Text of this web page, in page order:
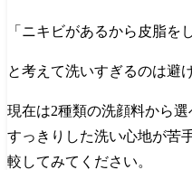
「ニキビがあるから皮脂を
と考えて洗いすぎるのは避
現在は2種類の洗顔料から
すっきりした洗い心地が苦
較してみてください。